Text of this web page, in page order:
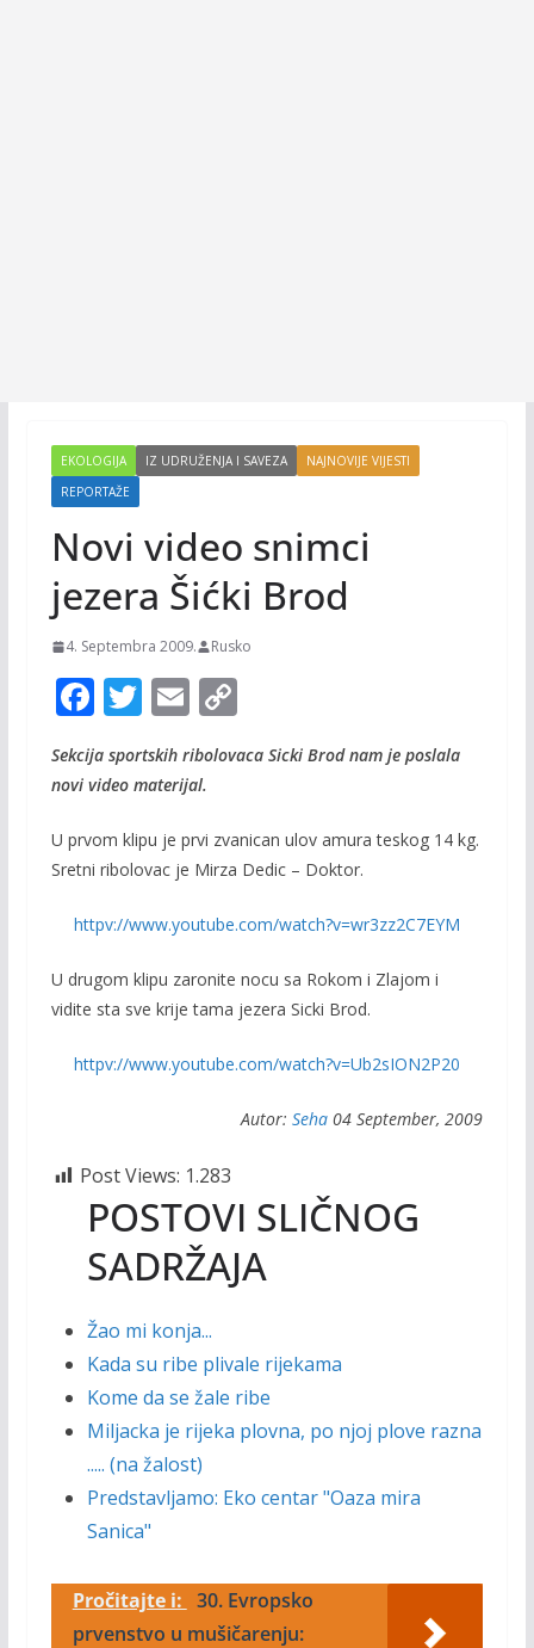
EKOLOGIJA IZ UDRUŽENJA I SAVEZA
NAJNOVIJE VIJESTI
REPORTAŽE
Novi video snimci
jezera Šićki Brod
4. Septembra 2009. Rusko
F
ac
e
o
o
k
T
w
itt
E
m
ai
C
p
Li
n
k
Sekcija sportskih ribolovaca Sicki Brod nam je poslala
novi video materijal.
U prvom klipu je prvi zvanican ulov amura teskog 14 kg.
Sretni ribolovac je Mirza Dedic – Doktor.
httpv://www.youtube.com/watch?v=wr3zz2C7EYM
U drugom klipu zaronite nocu sa Rokom i Zlajom i
vidite sta sve krije tama jezera Sicki Brod.
httpv://www.youtube.com/watch?v=Ub2sION2P20
Autor:Seha 04 September, 2009
Post Views: 1.283
POSTOVI SLIČNOG
SADRŽAJA
Žao mi konja...
Kada su ribe plivale rijekama
Kome da se žale ribe
Miljacka je rijeka plovna, po njoj plove razna
..... (na žalost)
Predstavljamo: Eko centar "Oaza mira
Sanica"
Pročitajte i: 30. Evropsko
prvenstvo u mušičarenju: